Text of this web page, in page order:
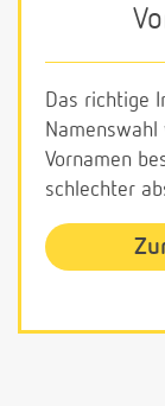
Das richtige
Vornamen
schlechter